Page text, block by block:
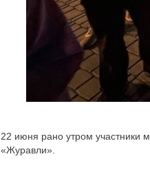
22 июня рано утром участники
«Журавли».